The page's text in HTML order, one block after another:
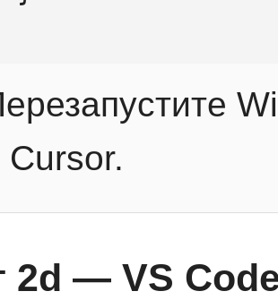
Cursor.
2d — VS